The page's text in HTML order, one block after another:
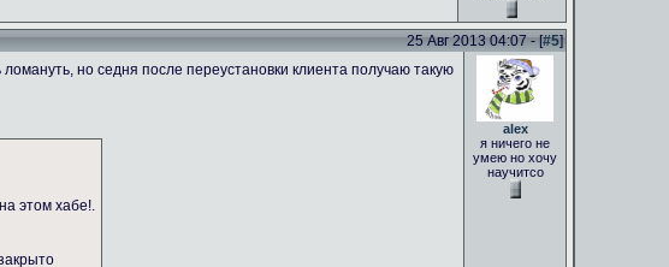
25 Авг 2013 04:07 - [#5]
но седня после переустановки клиента получаю такую
этом хабе!.
alex
я ничего не
умею но хочу
научитсо